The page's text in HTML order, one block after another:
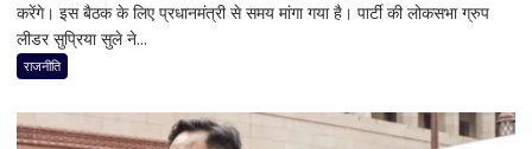
राजनीति
PM
करेंगे। इस बैठक के लिए प्रधानमंत्री से समय मांगा गया है। पार्टी की लोकसभा ग्रुप
लीडर सुप्रिया सुले ने...
राजनीति